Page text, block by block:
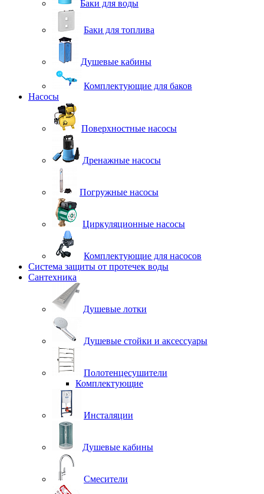
Баки для воды
Баки для топлива
Душевые кабины
Комплектующие для баков
Насосы
Поверхностные насосы
Дренажные насосы
Погружные насосы
Циркуляционные насосы
Комплектующие для насосов
Система защиты от протечек воды
Сантехника
Душевые лотки
Душевые стойки и аксессуары
Полотенцесушители
Комплектующие
Инсталяции
Душевые кабины
Смесители